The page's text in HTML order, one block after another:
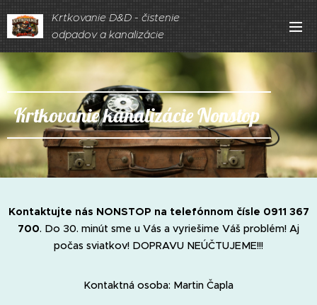
Krtkovanie D&D - čistenie
odpadov a kanalizácie
Krtkovanie kanalizácie Nonstop
Kontaktujte nás NONSTOP na telefónnom čísle 0911 367
700. Do 30. minút sme u Vás a vyriešime Váš problém! Aj
počas sviatkov! DOPRAVU NEÚČTUJEME!!!
Kontaktná osoba: Martin Čapla